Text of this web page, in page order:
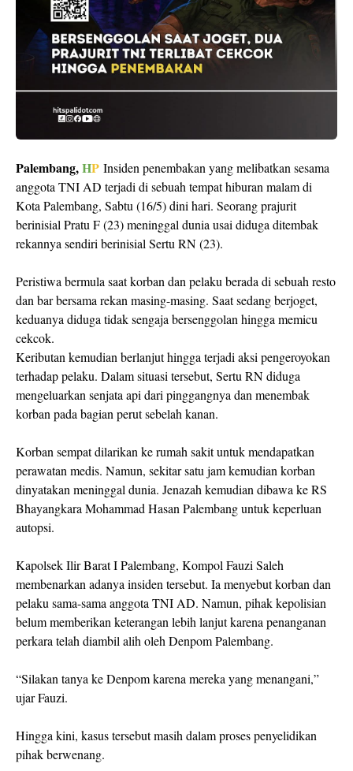
Palembang,HP Insiden penembakan yang melibatkan sesama
anggota TNI AD terjadi di sebuah tempat hiburan malam di
Kota Palembang, Sabtu (16/5) dini hari. Seorang prajurit
berinisial Pratu F (23) meninggal dunia usai diduga ditembak
rekannya sendiri berinisial Sertu RN (23).
Peristiwa bermula saat korban dan pelaku berada di sebuah resto
dan bar bersama rekan masing-masing. Saat sedang berjoget,
keduanya diduga tidak sengaja bersenggolan hingga memicu
cekcok.
Keributan kemudian berlanjut hingga terjadi aksi pengeroyokan
terhadap pelaku. Dalam situasi tersebut, Sertu RN diduga
mengeluarkan senjata api dari pinggangnya dan menembak
korban pada bagian perut sebelah kanan.
Korban sempat dilarikan ke rumah sakit untuk mendapatkan
perawatan medis. Namun, sekitar satu jam kemudian korban
dinyatakan meninggal dunia. Jenazah kemudian dibawa ke RS
Bhayangkara Mohammad Hasan Palembang untuk keperluan
autopsi.
Kapolsek Ilir Barat I Palembang, Kompol Fauzi Saleh
membenarkan adanya insiden tersebut. Ia menyebut korban dan
pelaku sama-sama anggota TNI AD. Namun, pihak kepolisian
belum memberikan keterangan lebih lanjut karena penanganan
perkara telah diambil alih oleh Denpom Palembang.
“Silakan tanya ke Denpom karena mereka yang menangani,”
ujar Fauzi.
Hingga kini, kasus tersebut masih dalam proses penyelidikan
pihak berwenang.